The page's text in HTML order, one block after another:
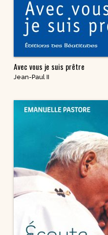
Avec vous je suis prêtre
Jean-Paul II